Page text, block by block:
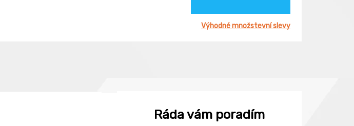
Výhodné množstevní slevy
Ráda vám poradím